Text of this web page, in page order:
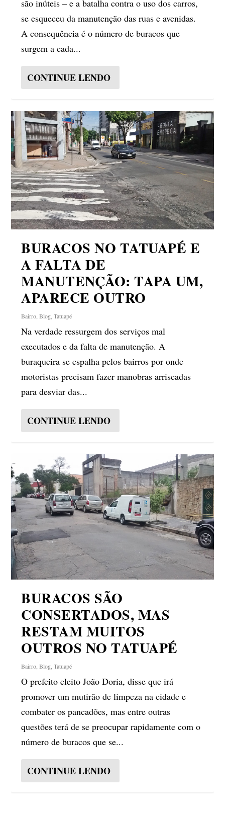
são inúteis – e a batalha contra o uso dos carros,
se esqueceu da manutenção das ruas e avenidas.
A consequência é o número de buracos que
surgem a cada...
CONTINUE LENDO
BURACOS NO TATUAPÉ E
A FALTA DE
MANUTENÇÃO: TAPA UM,
APARECE OUTRO
Bairro,Blog,Tatuapé
Na verdade ressurgem dos serviços mal
executados e da falta de manutenção. A
buraqueira se espalha pelos bairros por onde
motoristas precisam fazer manobras arriscadas
para desviar das...
CONTINUE LENDO
BURACOS SÃO
CONSERTADOS, MAS
RESTAM MUITOS
OUTROS NO TATUAPÉ
Bairro ,Blog ,Tatuapé
O prefeito eleito João Doria, disse que irá
promover um mutirão de limpeza na cidade e
combater os pancadões, mas entre outras
questões terá de se preocupar rapidamente com o
número de buracos que se...
CONTINUE LENDO